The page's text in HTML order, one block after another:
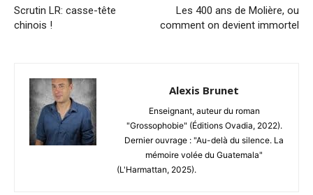
Scrutin LR: casse-tête
chinois !
Les 400 ans de Molière, ou
comment on devient immortel
Alexis Brunet
Enseignant, auteur du roman
"Grossophobie" (Éditions Ovadia, 2022).
Dernier ouvrage : "Au-delà du silence. La
mémoire volée du Guatemala"
(L'Harmattan, 2025).